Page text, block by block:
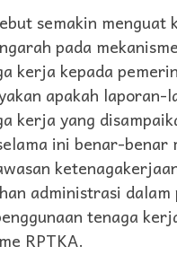
semakin menguat
pada
kerja kepada
apakah laporan-
kerja yang
ini benar-benar
administrasi dalam
tenaga
RPTKA.